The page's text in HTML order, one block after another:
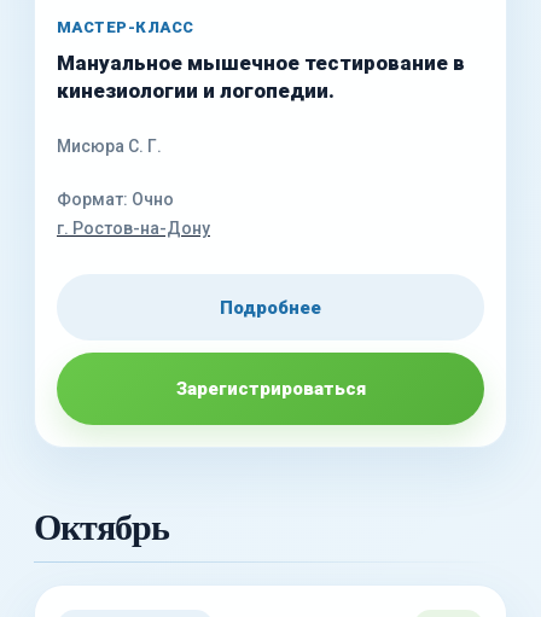
МАСТЕР-КЛАСС
Мануальное мышечное тестирование в
кинезиологии и логопедии.
Мисюра С. Г.
Формат: Очно
г. Ростов-на-Дону
Подробнее
Зарегистрироваться
Октябрь